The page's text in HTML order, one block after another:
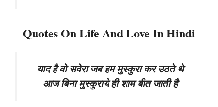
Quotes On Life And Love In Hindi
याद है वो सवेरा जब हम मुस्कुरा कर उठते थे
आज बिना मुस्कुराये ही शाम बीत जाती है